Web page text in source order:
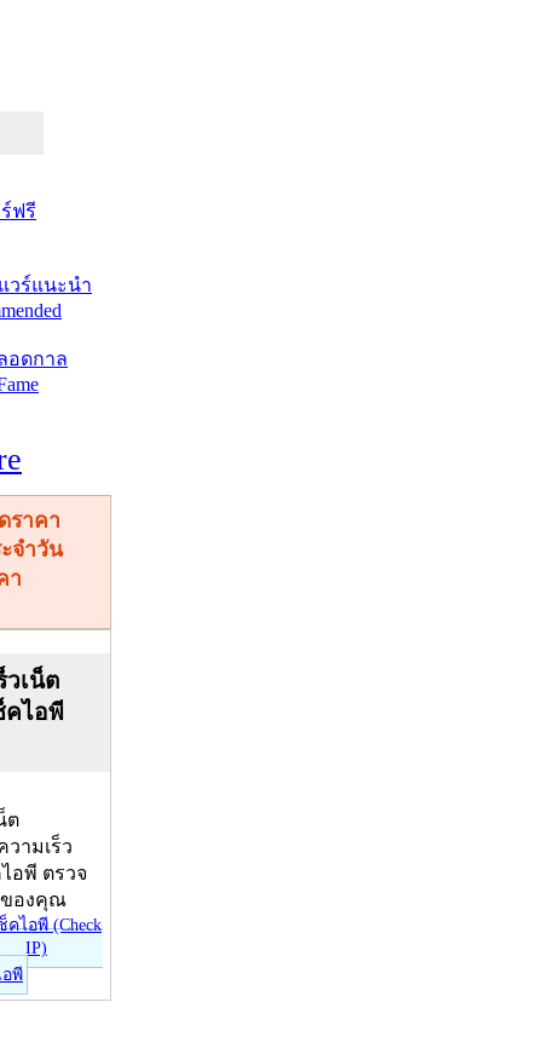
ฟรี
วร์แนะนำ
อดกาล
า
วเน็ต
คไอพี
ต
วามเร็ว
อพี ตรวจ
ของคุณ
อพี